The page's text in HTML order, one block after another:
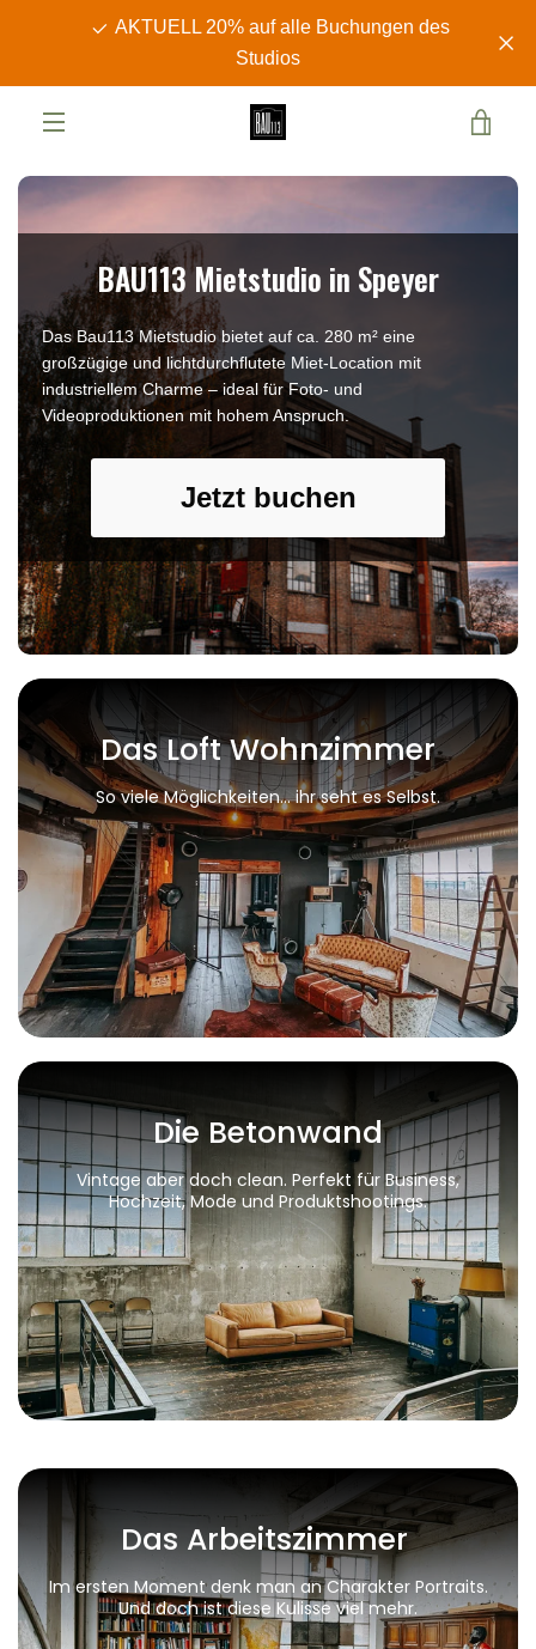
AKTUELL 20% auf alle Buchungen des
Studios
FacebookInstagram
SUCHEN
BAU113 Mietstudio in Speyer
Das Bau113 Mietstudio bietet auf ca. 280 m² eine
großzügige und lichtdurchflutete Miet-Location mit
industriellem Charme – ideal für Foto- und
Videoproduktionen mit hohem Anspruch.
Jetzt buchen
Das Loft Wohnzimmer
So viele Möglichkeiten… ihr seht es Selbst.
Die Betonwand
Vintage aber doch clean. Perfekt für Business,
Hochzeit, Mode und Produktshootings.
Das Arbeitszimmer
Im ersten Moment denk man an Charakter Portraits.
Und doch ist diese Kulisse viel mehr.